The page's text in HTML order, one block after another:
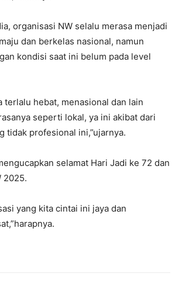
organisasi NW selalu merasa menjadi
dan berkelas nasional, namun
kondisi saat ini belum pada level
terlalu hebat, menasional dan lain
seperti lokal, ya ini akibat dari
tidak profesional ini,”ujarnya.
selamat Hari Jadi ke 72 dan
2025.
yang kita cintai ini jaya dan